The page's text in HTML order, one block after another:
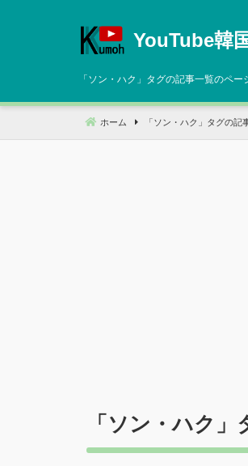
へ
動
YouTube韓
「 ソン・ハク 」タグの記事一覧のペー
ホーム 「 ソン・ハク 」タグの記
「 ソン・ハク 」